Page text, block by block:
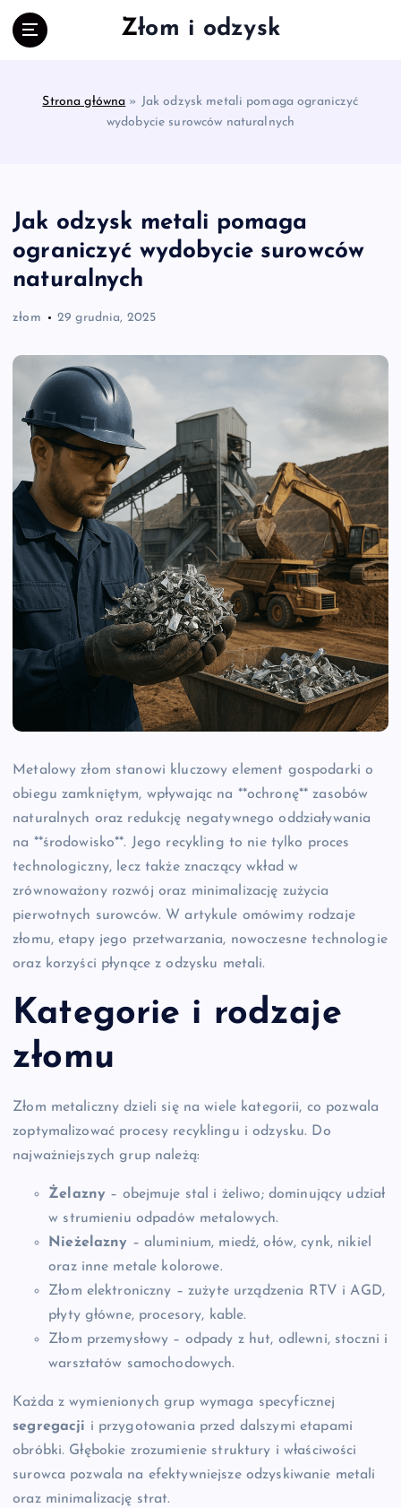
Złom i odzysk
Strona główna » Jak odzysk metali pomaga ograniczyć
wydobycie surowców naturalnych
Jak odzysk metali pomaga
ograniczyć wydobycie surowców
naturalnych
złom 29 grudnia, 2025
Metalowy złom stanowi kluczowy element gospodarki o
obiegu zamkniętym, wpływając na **ochronę** zasobów
naturalnych oraz redukcję negatywnego oddziaływania
na **środowisko**. Jego recykling to nie tylko proces
technologiczny, lecz także znaczący wkład w
zrównoważony rozwój oraz minimalizację zużycia
pierwotnych surowców. W artykule omówimy rodzaje
złomu, etapy jego przetwarzania, nowoczesne technologie
oraz korzyści płynące z odzysku metali.
Kategorie i rodzaje
złomu
Złom metaliczny dzieli się na wiele kategorii, co pozwala
zoptymalizować procesy recyklingu i odzysku. Do
najważniejszych grup należą:
Żelazny – obejmuje stal i żeliwo; dominujący udział
w strumieniu odpadów metalowych.
Nieżelazny – aluminium, miedź, ołów, cynk, nikiel
oraz inne metale kolorowe.
Złom elektroniczny – zużyte urządzenia RTV i AGD,
płyty główne, procesory, kable.
Złom przemysłowy – odpady z hut, odlewni, stoczni i
warsztatów samochodowych.
Każda z wymienionych grup wymaga specyficznej
segregacji i przygotowania przed dalszymi etapami
obróbki. Głębokie zrozumienie struktury i właściwości
surowca pozwala na efektywniejsze odzyskiwanie metali
oraz minimalizację strat.